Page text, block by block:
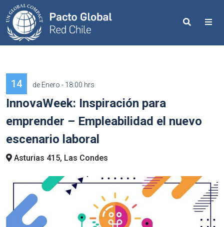
Search
14 de Enero - 18:00 hrs
InnovaWeek: Inspiración para
emprender – Empleabilidad el nuevo
escenario laboral
Asturias 415, Las Condes